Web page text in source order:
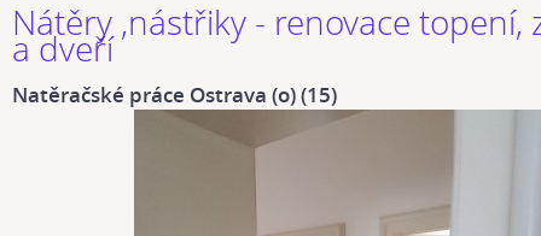
Nátěry ,nástřiky - renovace topení,
a dveří
Natěračské práce Ostrava (o) (15)